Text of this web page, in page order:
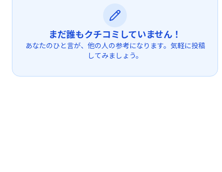
まだ誰もクチコミしていません！
あなたのひと言が、他の人の参考になります。気軽に投稿
してみましょう。